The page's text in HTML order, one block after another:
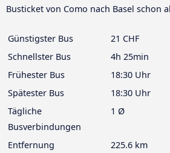
Busticket von Como nach Basel schon
Günstigster Bus
21 CHF
Schnellster Bus
4h 25min
Frühester Bus
18:30 Uhr
Spätester Bus
18:30 Uhr
Tägliche
Busverbindungen
1 Ø
Entfernung
225.6 km